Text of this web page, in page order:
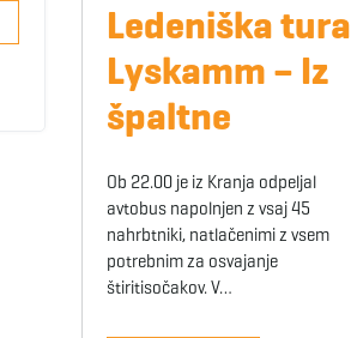
Ledeniška tura
Lyskamm – Iz
špaltne
Ob 22.00 je iz Kranja odpeljal
avtobus napolnjen z vsaj 45
nahrbtniki, natlačenimi z vsem
potrebnim za osvajanje
štiritisočakov. V…